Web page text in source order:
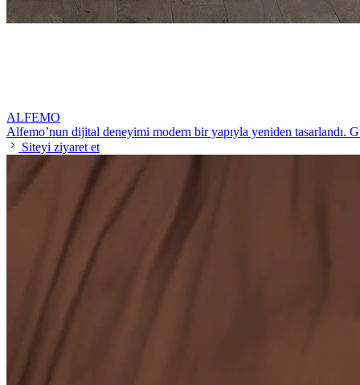
ALFEMO
Alfemo’nun dijital deneyimi modern bir yapıyla yeniden tasarlandı.
Siteyi ziyaret et